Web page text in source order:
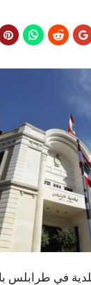
في طرابلس